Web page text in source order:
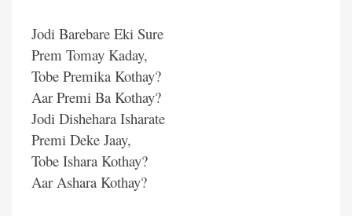
Jodi Barebare Eki Sure
Prem Tomay Kaday,
Tobe Premika Kothay?
Aar Premi Ba Kothay?
Jodi Dishehara Isharate
Premi Deke Jaay,
Tobe Ishara Kothay?
Aar Ashara Kothay?